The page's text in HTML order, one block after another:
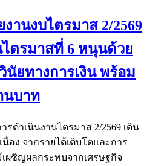
านงบไตรมาส 2/2569
ไตรมาสที่ 6 หนุนด้วย
นัยทางการเงิน พร้อม
นบาท
ดำเนินงานไตรมาส 2/2569 เดิน
อง จากรายได้เติบโตและการ
ผชิญผลกระทบจากเศรษฐกิจ